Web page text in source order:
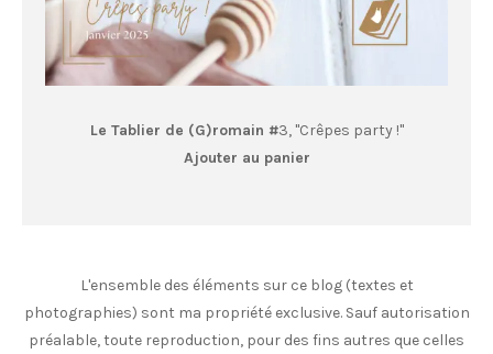
Le Tablier de (G)romain #3, "Crêpes party !"
Ajouter au panier
L'ensemble des éléments sur ce blog (textes et
photographies) sont ma propriété exclusive. Sauf autorisation
préalable, toute reproduction, pour des fins autres que celles